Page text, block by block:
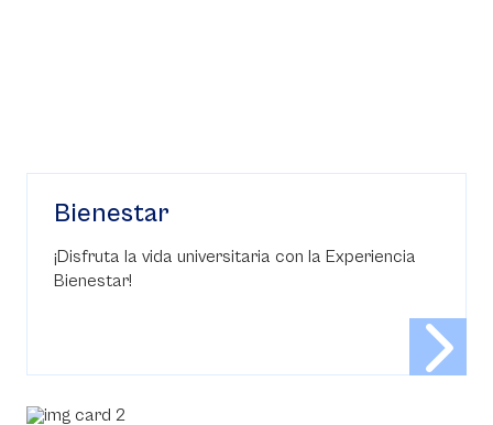
Bienestar
¡Disfruta la vida universitaria con la Experiencia
Bienestar!